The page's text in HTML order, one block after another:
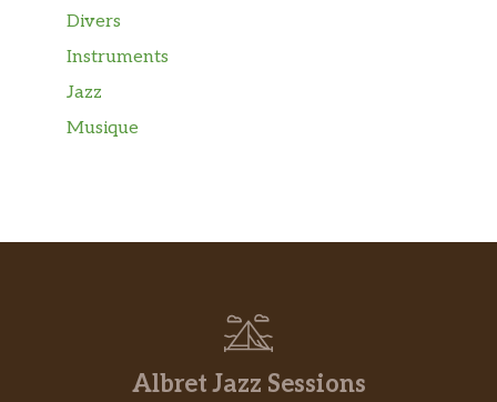
Divers
Instruments
Jazz
Musique
Albret Jazz Sessions